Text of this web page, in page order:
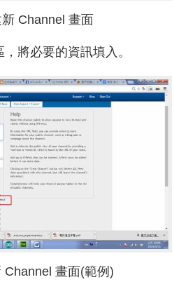
Channel 畫面
將必要的資訊填入。
畫面(範例)